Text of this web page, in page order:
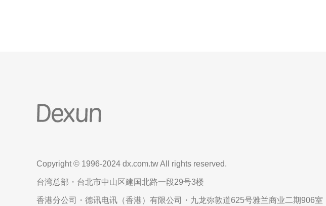
Copyright © 1996-2024 dx.com.tw All rights reserved.
台湾总部・台北市中山区建国北路一段29号3楼
香港分公司・德讯电讯（香港）有限公司・九龙弥敦道625号雅兰商业二期906室